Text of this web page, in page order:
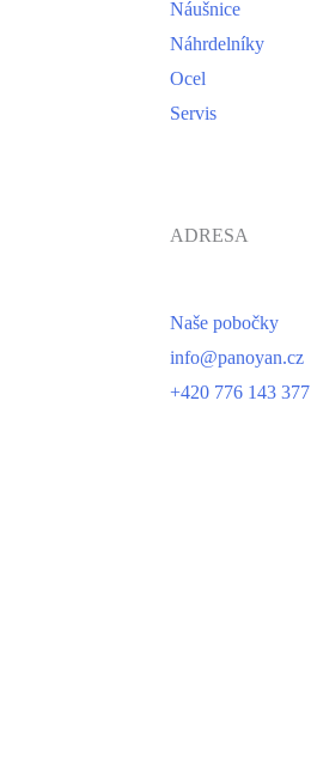
Náušnice
Náhrdelníky
Ocel
Servis
ADRESA
Naše pobočky
info@panoyan.cz
+420 776 143 377